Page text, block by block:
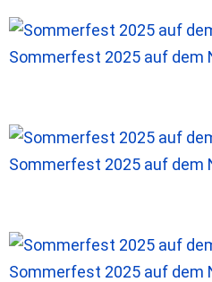
Sommerfest 2025 auf dem
Sommerfest 2025 auf dem
Sommerfest 2025 auf dem